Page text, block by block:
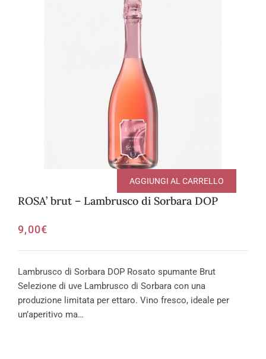
ROSA’ brut – Lambrusco di Sorbara DOP
9,00€
AGGIUNGI AL CARRELLO
Lambrusco di Sorbara DOP Rosato spumante Brut
Selezione di uve Lambrusco di Sorbara con una
produzione limitata per ettaro. Vino fresco, ideale per
un’aperitivo ma…